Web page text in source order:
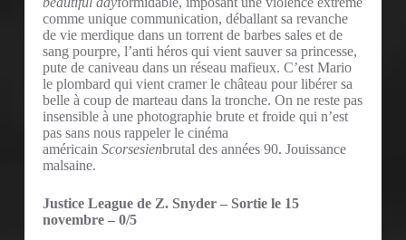
comme unique communication, déballant sa revanche
de vie merdique dans un torrent de barbes sales et de
sang pourpre, l’anti héros qui vient sauver sa princesse,
pute de caniveau dans un réseau mafieux. C’est Mario
le plombard qui vient cramer le château pour libérer sa
belle à coup de marteau dans la tronche. On ne reste pas
insensible à une photographie brute et froide qui n’est
pas sans nous rappeler le cinéma
américain Scorsesienbrutal des années 90. Jouissance
malsaine.
Justice League de Z. Snyder – Sortie le 15
novembre – 0/5